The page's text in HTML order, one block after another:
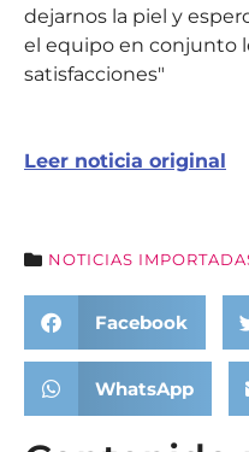
dejarnos la piel y
el equipo en conjunto
satisfacciones"
Leer noticia original
NOTICIAS
Facebook
WhatsApp